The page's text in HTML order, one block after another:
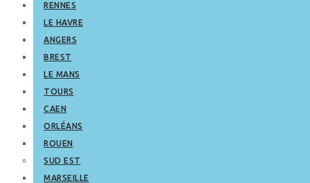
RENNES
LE HAVRE
ANGERS
BREST
LE MANS
TOURS
CAEN
ORLÉANS
ROUEN
SUD EST
MARSEILLE